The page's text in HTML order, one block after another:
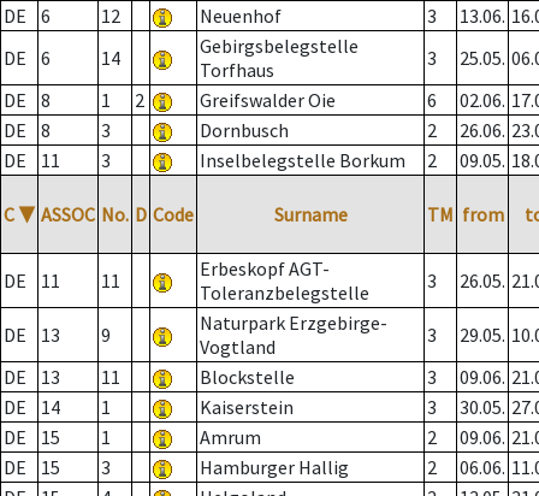
DE
6 12 Neuenhof 3 13.06.
DE
6 14
Gebirgsbelegstelle
Torfhaus
3 25.05.
DE
8 1 2 Greifswalder Oie 6 02.06.
DE
8 3 Dornbusch 2 26.06.
DE
11 3 Inselbelegstelle Borkum 2 09.05.
C ▼ ASSOC No. D Code Surname TM from
DE 11 11
Erbeskopf AGT-
Toleranzbelegstelle
3 26.05.
DE 13 9
Naturpark Erzgebirge-
Vogtland
3 29.05.
DE
13 11 Blockstelle 3 09.06.
DE
14 1 Kaiserstein 3 30.05.
DE
15 1 Amrum 2 09.06.
DE
15 3 Hamburger Hallig 2 06.06.